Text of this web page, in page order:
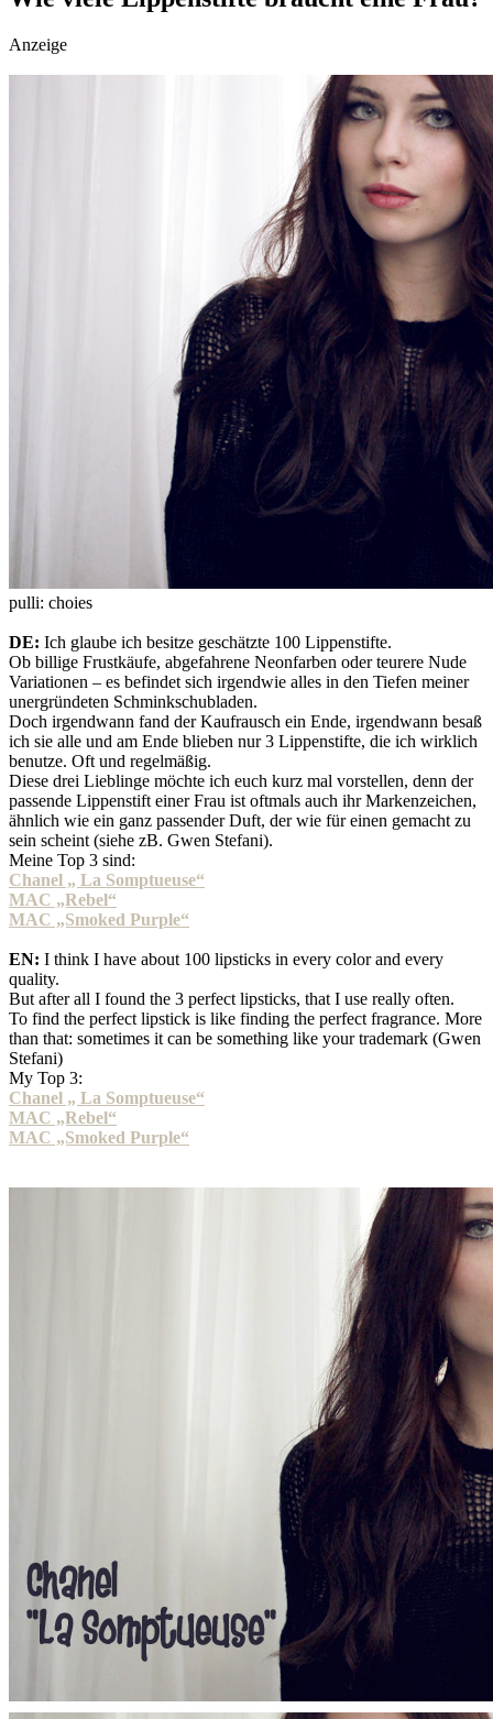
social topics
Anzeige
pulli: choies
DE: Ich glaube ich besitze geschätzte 100 Lippenstifte.
Ob billige Frustkäufe, abgefahrene Neonfarben oder teurere Nude
Variationen – es befindet sich irgendwie alles in den Tiefen meiner
unergründeten Schminkschubladen.
Doch irgendwann fand der Kaufrausch ein Ende, irgendwann besaß
ich sie alle und am Ende blieben nur 3 Lippenstifte, die ich wirklich
benutze. Oft und regelmäßig.
Diese drei Lieblinge möchte ich euch kurz mal vorstellen, denn der
passende Lippenstift einer Frau ist oftmals auch ihr Markenzeichen,
ähnlich wie ein ganz passender Duft, der wie für einen gemacht zu
sein scheint (siehe zB. Gwen Stefani).
Meine Top 3 sind:
Chanel „ La Somptueuse“
MAC „Rebel“
MAC „Smoked Purple“
EN: I think I have about 100 lipsticks in every color and every
quality.
But after all I found the 3 perfect lipsticks, that I use really often.
To find the perfect lipstick is like finding the perfect fragrance. More
than that: sometimes it can be something like your trademark (Gwen
Stefani)
My Top 3:
Chanel „ La Somptueuse“
MAC „Rebel“
MAC „Smoked Purple“